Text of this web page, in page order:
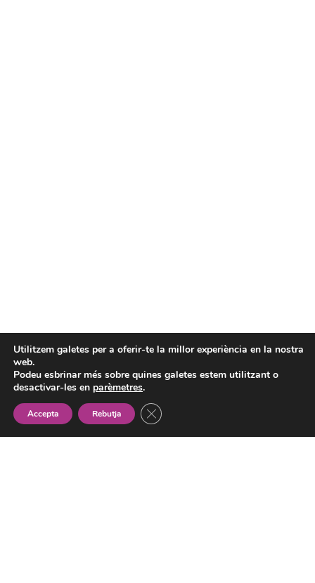
Tabla de contenidos
Associació
Gitana
de Dones
Utilitzem galetes per a oferir-te la millor experiència en la nostra
web.
Podeu esbrinar més sobre quines galetes estem utilitzant o
desactivar-les en parèmetres.
Accepta Rebutja Tanca el bàner de galetes RGPD